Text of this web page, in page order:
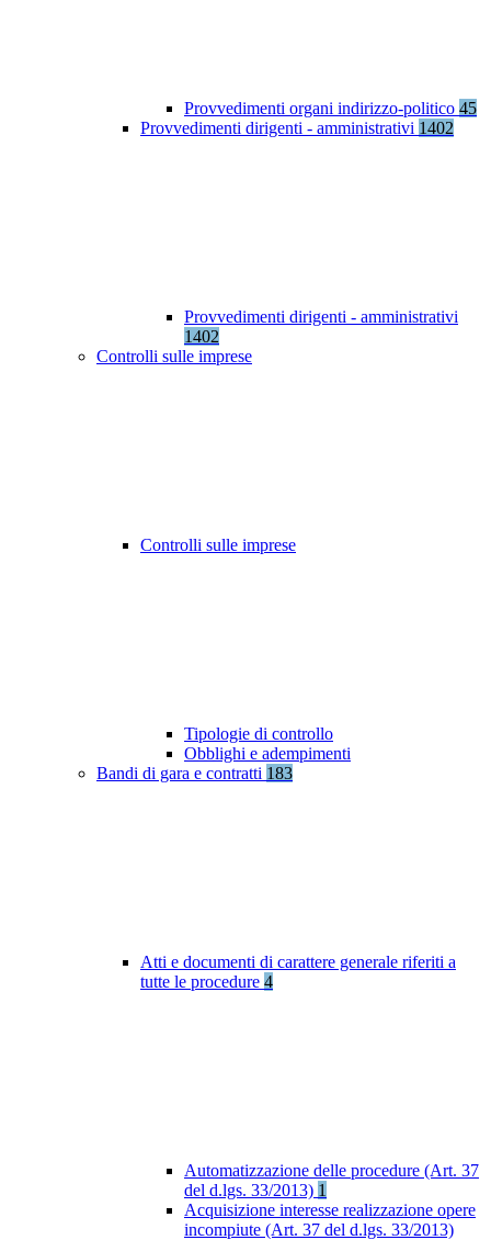
Provvedimenti organi indirizzo-politico 45
Provvedimenti dirigenti - amministrativi 1402
Provvedimenti dirigenti - amministrativi
1402
Controlli sulle imprese
Controlli sulle imprese
Tipologie di controllo
Obblighi e adempimenti
Bandi di gara e contratti 183
Atti e documenti di carattere generale riferiti a
tutte le procedure 4
Automatizzazione delle procedure (Art. 37
del d.lgs. 33/2013) 1
Acquisizione interesse realizzazione opere
incompiute (Art. 37 del d.lgs. 33/2013)